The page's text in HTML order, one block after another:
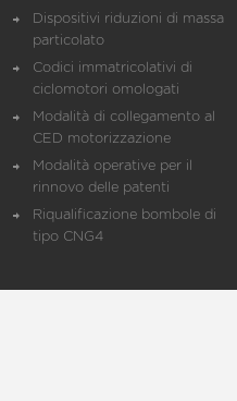
Dispositivi riduzioni di massa
particolato
Codici immatricolativi di
ciclomotori omologati
Modalità di collegamento al
CED motorizzazione
Modalità operative per il
rinnovo delle patenti
Riqualificazione bombole di
tipo CNG4